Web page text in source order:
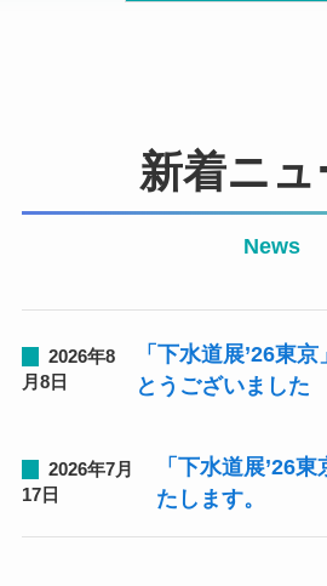
新着ニュ
News
「下水道展’26東
とうございました
2026年8
月8日
「下水道展’26
たします。
2026年7月
17日